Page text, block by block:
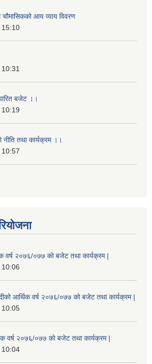
आय व्याय विवरण
15:10
बजेट ।।
तथा कार्यक्रम ।।
वर्ष २०७६/०७७ को बजेट तथा कार्यक्रम |
आर्थिक वर्ष २०७६/०७७ को बजेट तथा कार्यक्रम |
वर्ष २०७६/०७७ को बजेट तथा कार्यक्रम |